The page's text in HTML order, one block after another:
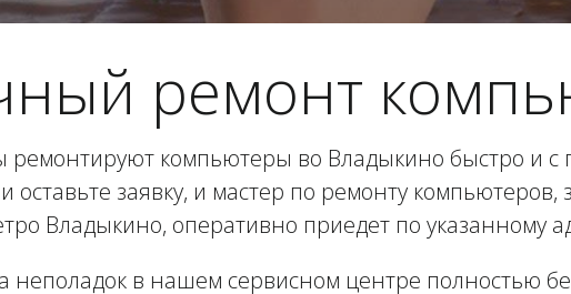
ремонт
ремонтируют компьютеры во Владыкино быстро и с
оставьте заявку, и мастер по ремонту
Владыкино, оперативно приедет по указанному
неполадок в нашем сервисном центре полностью